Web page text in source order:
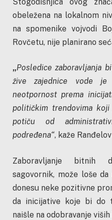
obeležena na lokalnom
na spomenike vojvodi
Rovčetu, nije planirano
„Posledice zaboravljanja
žive zajednice vode
neotpornost prema
političkim trendovima
potiču od
podređena“, kaže
Zaboravljanje bitnih
sagovornik, može loše
donesu neke pozitivne
da inicijative koje bi do
naišle na odobravanje